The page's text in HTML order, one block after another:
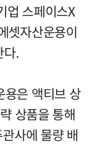
업 스페이스X
셋자산운용이
다.
은 액티브 상
상품을 통해
사에 물량 배